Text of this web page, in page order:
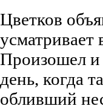
Цветков
усматривает
Произошел и
день, когда
обливший